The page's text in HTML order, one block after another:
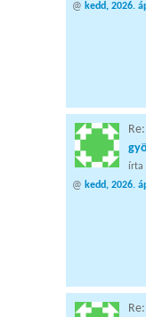
@ kedd, 2026.
Re:
írta
@ kedd, 2026.
Re: